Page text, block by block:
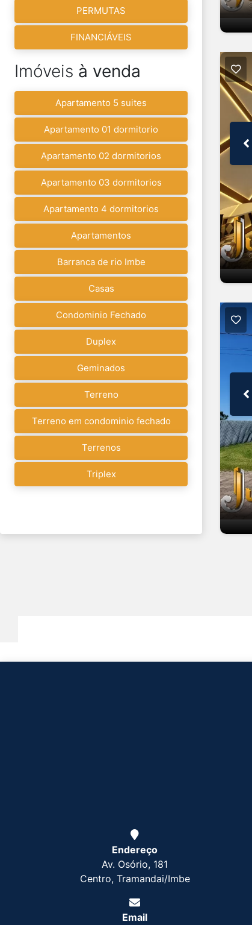
PERMUTAS
FINANCIÁVEIS
Imóveis à venda
Apartamento 5 suites
Apartamento 01 dormitorio
Apartamento 02 dormitorios
Apartamento 03 dormitorios
Apartamento 4 dormitorios
Apartamentos
Barranca de rio Imbe
Casas
Condominio Fechado
Duplex
Geminados
Terreno
Terreno em condominio fechado
Terrenos
Triplex
Endereço
Av. Osório, 181
Centro, Tramandai/Imbe
Email